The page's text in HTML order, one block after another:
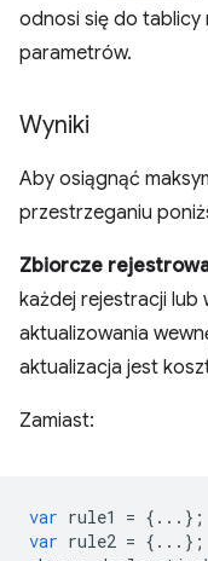
odnosi się do tablicy
parametrów.
Wyniki
Aby osiągnąć
przestrzeganiu
Zbiorcze
każdej rejestracji lub
aktualizowania
aktualizacja jest
Zamiast:
var rule1 = {...};
var rule2 = {...};